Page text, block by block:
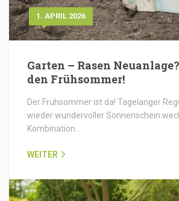
1. APRIL 2026
Garten – Rasen
den Frühsommer!
Der Frühsommer ist da! Tagelanger
wieder wundervoller Sonnenschein
Kombination…
WEITER